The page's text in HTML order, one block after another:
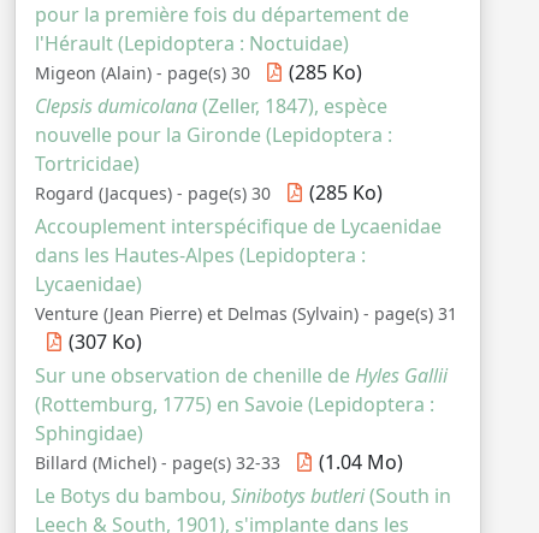
pour la première fois du département de
l'Hérault (Lepidoptera : Noctuidae)
Migeon (Alain) - page(s) 30
(285 Ko)
Clepsis dumicolana(Zeller, 1847), espèce
nouvelle pour la Gironde (Lepidoptera :
Tortricidae)
Rogard (Jacques) - page(s) 30
(285 Ko)
Accouplement interspécifique de Lycaenidae
dans les Hautes-Alpes (Lepidoptera :
Lycaenidae)
Venture (Jean Pierre) et Delmas (Sylvain) - page(s) 31
(307 Ko)
Sur une observation de chenille deHyles Gallii
(Rottemburg, 1775) en Savoie (Lepidoptera :
Sphingidae)
Billard (Michel) - page(s) 32-33
(1.04 Mo)
Le Botys du bambou, Sinibotys butleri(South in
Leech & South, 1901), s'implante dans les